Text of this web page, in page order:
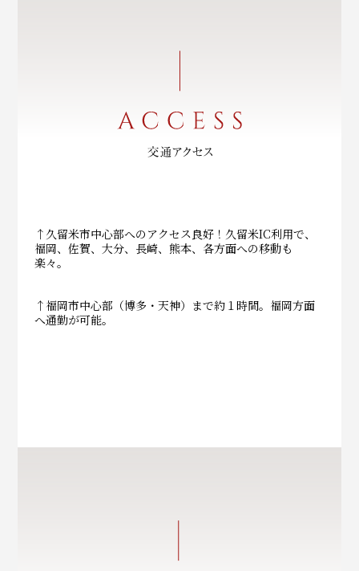
↑久留米市中心部へのアクセス良好！久留米IC利用で、
福岡、佐賀、大分、長崎、熊本、各方面への移動も
楽々。
↑福岡市中心部（博多・天神）まで約１時間。福岡方面
へ通勤が可能。